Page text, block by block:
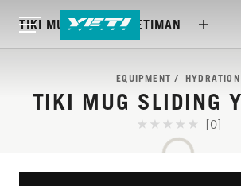
TIKI MUG SLIDING YETIMAN
EQUIPMENT HYDRATION
TIKI MUG SLIDING
[0]